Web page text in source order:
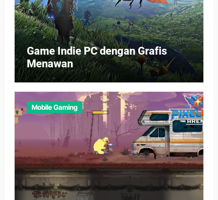
Game Indie PC dengan Grafis
Menawan
Mobile Gaming